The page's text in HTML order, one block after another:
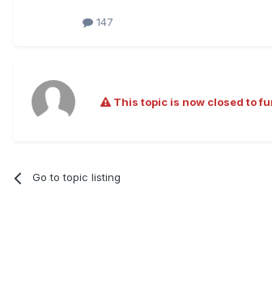
docelowego,
147
This topic is now closed to
Go to topic listing